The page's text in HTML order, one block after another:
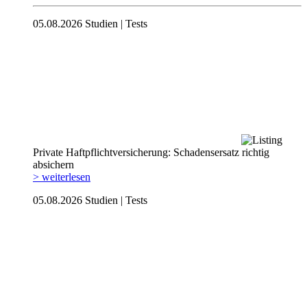
05.08.2026 Studien | Tests
Private Haftpflicht­versicherung: Schadensersatz richtig
absichern
> weiterlesen
05.08.2026 Studien | Tests